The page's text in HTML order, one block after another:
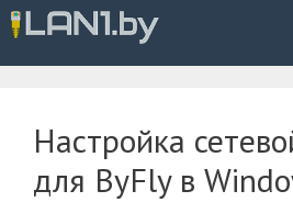
Перейти
содержимому
Настройка
для ByFly в